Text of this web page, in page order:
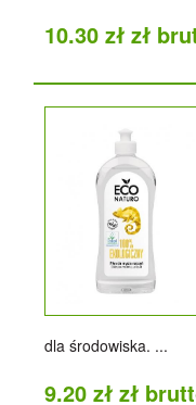
10.30 zł zł
dla środowiska. ...
9.20 zł zł